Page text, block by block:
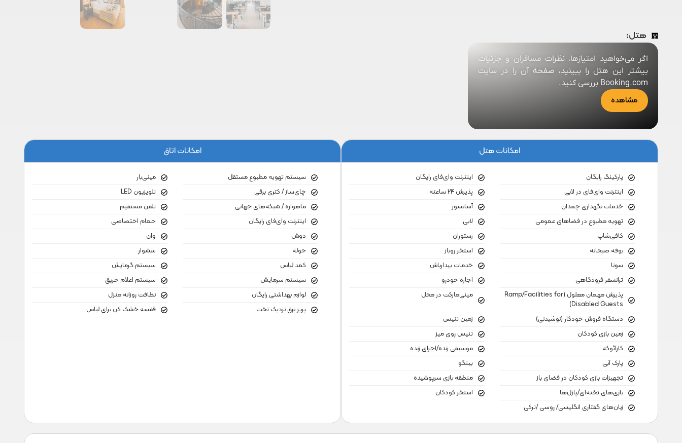
هتل:
اگر می‌خواهید امتیازها، نظرات مسافران و جزئیات
بیشتر این هتل را ببینید، صفحه آن را در سایت
Booking.com بررسی کنید.
مشاهده
امکانات هتل
پارکینگ رایگان
اینترنت وای‌فای رایگان
اینترنت وای‌فای در لابی
پذیرش ۲۴ ساعته
خدمات نگهداری چمدان
آسانسور
تهویه مطبوع در فضاهای عمومی
لابی
کافی‌شاپ
رستوران
بوفه صبحانه
استخر روباز
سونا
خدمات بیدارباش
ترانسفر فرودگاهی
اجاره خودرو
پذیرش مهمان معلول (Ramp/Facilities for
Disabled Guests)
مینی‌مارکت در محل
دستگاه فروش خودکار (نوشیدنی)
زمین تنیس
زمین بازی کودکان
تنیس روی میز
کارائوکه
موسیقی زنده/اجرای زنده
پارک آبی
بینگو
تجهیزات بازی کودکان در فضای باز
منطقه بازی سرپوشیده
بازی‌های تخته‌ای/پازل‌ها
استخر کودکان
زبان‌های گفتاری انگلیسی/ روسی /ترکی
امکانات اتاق
سیستم تهویه مطبوع مستقل
مینی‌بار
چای‌ساز / کتری برقی
تلویزیون LED
ماهواره / شبکه‌های جهانی
تلفن مستقیم
اینترنت وای‌فای رایگان
حمام اختصاصی
دوش
وان
حوله
سشوار
کمد لباس
سیستم گرمایش
سیستم سرمایش
سیستم اعلام حریق
لوازم بهداشتی رایگان
نظافت روزانه منزل
پریز برق نزدیک تخت
قفسه خشک کن برای لباس